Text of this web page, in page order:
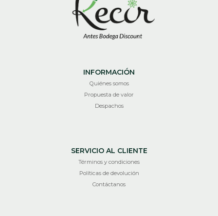
INFORMACIÓN
Quiénes somos
Propuesta de valor
Despachos
SERVICIO AL CLIENTE
Términos y condiciones
Políticas de devolución
Contáctanos